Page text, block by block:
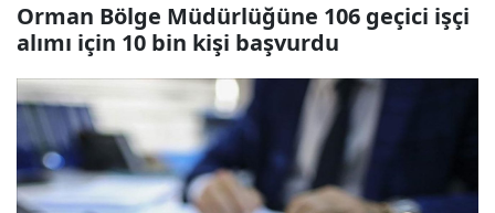
Orman Bölge Müdürlüğüne 106 geçici işçi
alımı için 10 bin kişi başvurdu